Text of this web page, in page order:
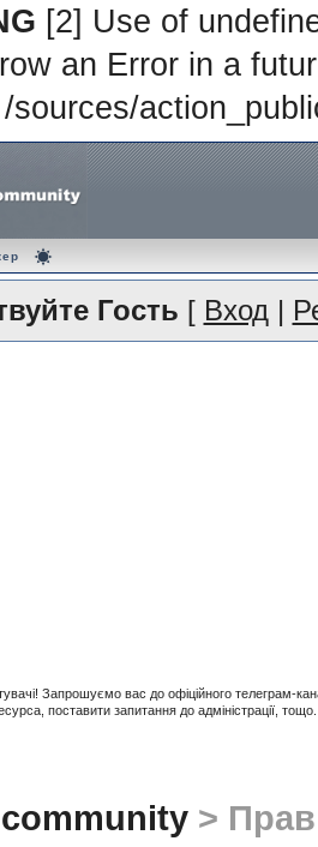
[2] Use of
an Error in a
/sources/
Гость [ Вход|
Запрошуємо вас до офіційного телеграм-
поставити запитання до адміністрації,
>